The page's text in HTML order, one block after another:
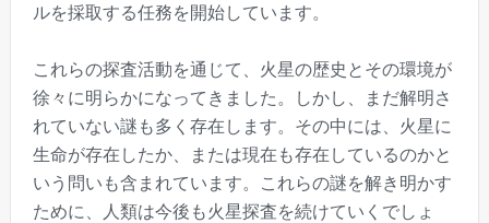
ルを採取する任務を開始しています。
これらの探査活動を通じて、火星の歴史とその環境が
徐々に明らかになってきました。しかし、まだ解明さ
れていない謎も多く存在します。その中には、火星に
生命が存在したか、または現在も存在しているのかと
いう問いも含まれています。これらの謎を解き明かす
ために、人類は今後も火星探査を続けていくでしょ